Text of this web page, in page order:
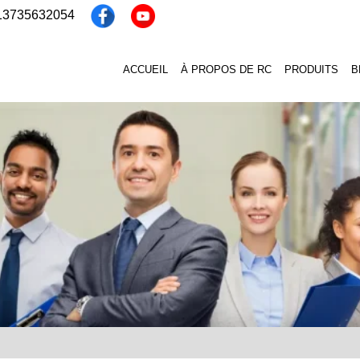
ACCUEIL À PROPOS DE RC PRODUITS